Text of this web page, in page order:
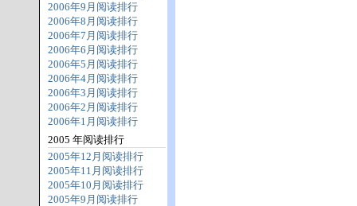
2006年9月阅读排行
2006年8月阅读排行
2006年7月阅读排行
2006年6月阅读排行
2006年5月阅读排行
2006年4月阅读排行
2006年3月阅读排行
2006年2月阅读排行
2006年1月阅读排行
2005 年阅读排行
2005年12月阅读排行
2005年11月阅读排行
2005年10月阅读排行
2005年9月阅读排行